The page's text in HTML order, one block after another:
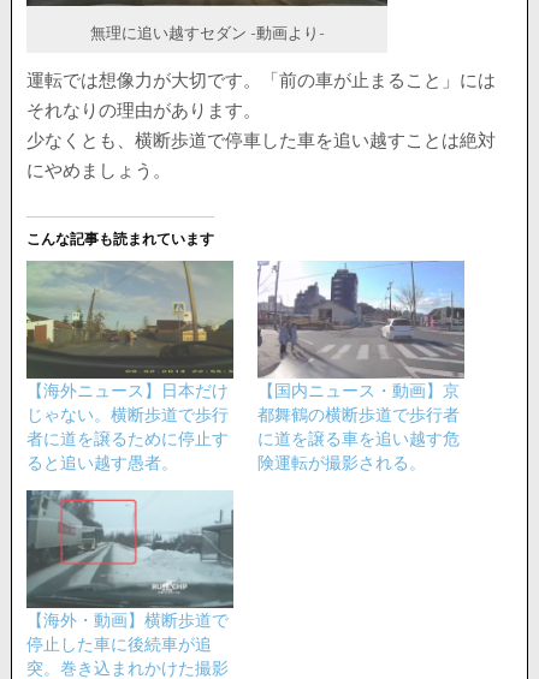
無理に追い越すセダン -動画より-
運転では想像力が大切です。「前の車が止まること」には
それなりの理由があります。
少なくとも、横断歩道で停車した車を追い越すことは絶対
にやめましょう。
こんな記事も読まれています
【海外ニュース】日本だけ
じゃない。横断歩道で歩行
者に道を譲るために停止す
ると追い越す愚者。
【国内ニュース・動画】京
都舞鶴の横断歩道で歩行者
に道を譲る車を追い越す危
険運転が撮影される。
【海外・動画】横断歩道で
停止した車に後続車が追
突。巻き込まれかけた撮影